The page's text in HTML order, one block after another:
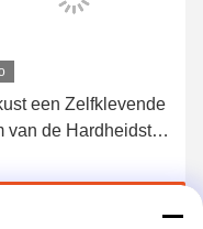
een Zelfklevende
van de Hardheidstpu
Ondergoed